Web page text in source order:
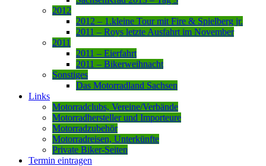
2012
2012 – 1.kleine Tour mit Fire & Spielberg jr.
2011 – Roys letzte Ausfahrt im November
2011
2011 – Eierfahrt
2011 – Bikerweihnacht
Sonstiges
Das Motorradland Sachsen
Links
Motorradclubs, Vereine/Verbände
Motorradhersteller und Importeure
Motorradzubehör
Motorradreisen, Unterkünfte
Private Biker-Seiten
Termin eintragen